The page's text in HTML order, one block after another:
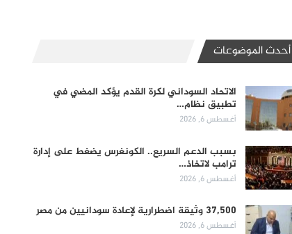
أحدث الموضوعات
الاتحاد السوداني لكرة القدم يؤكد المضي في
تطبيق نظام…
أغسطس 6, 2026
بسبب الدعم السريع.. الكونغرس يضغط على إدارة
ترامب لاتخاذ…
أغسطس 6, 2026
37,500 وثيقة اضطرارية لإعادة سودانيين من مصر
أغسطس 6, 2026